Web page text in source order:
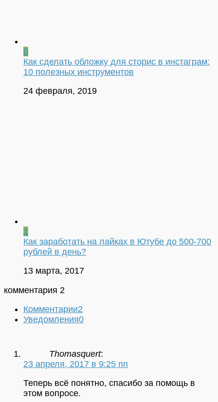
0
Как сделать обложку для сторис в инстаграм:
10 полезных инструментов
24 февраля, 2019
1
Как заработать на лайках в Ютубе до 500-700
рублей в день?
13 марта, 2017
комментария 2
Комментарии2
Уведомления0
Thomasquert:
23 апреля, 2017 в 9:25 пп
Теперь всё понятно, спасибо за помощь в
этом вопросе.